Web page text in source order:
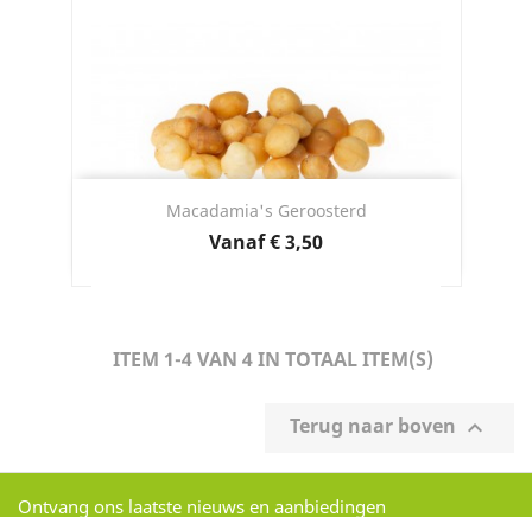
Macadamia's Geroosterd
VanafPrijs
€ 3,50
ITEM 1-4 VAN 4 IN TOTAAL ITEM(S)
Terug naar boven 
Ontvang ons laatste nieuws en aanbiedingen